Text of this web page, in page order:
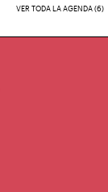
VER TODA LA AGENDA (6)